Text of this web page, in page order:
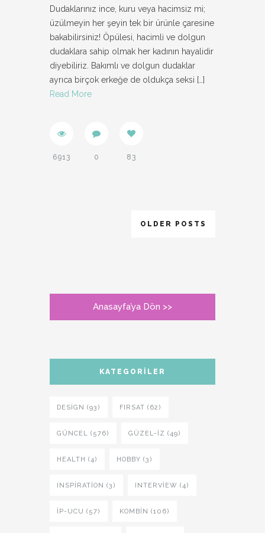
Dudaklarınız ince, kuru veya hacimsiz mi;
üzülmeyin her şeyin tek bir ürünle çaresine
bakabilirsiniz! Öpülesi, hacimli ve dolgun
dudaklara sahip olmak her kadının hayalidir
diyebiliriz. Bakımlı ve dolgun dudaklar
ayrıca birçok erkeğe de oldukça seksi […]
Read More
6913 0 83
OLDER POSTS
Anasayfa’ya Dön >>
KATEGORILER
DESIGN (93) FIRSAT (62)
GÜNCEL (576) GÜZEL-IZ (49)
HEALTH (4) HOBBY (3)
INSPIRATION (3) INTERVIEW (4)
İP-UCU (57) KOMBIN (106)